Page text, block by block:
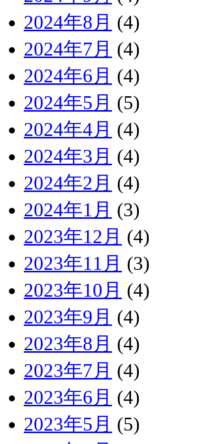
2024年8月 (4)
2024年7月 (4)
2024年6月 (4)
2024年5月 (5)
2024年4月 (4)
2024年3月 (4)
2024年2月 (4)
2024年1月 (3)
2023年12月 (4)
2023年11月 (3)
2023年10月 (4)
2023年9月 (4)
2023年8月 (4)
2023年7月 (4)
2023年6月 (4)
2023年5月 (5)